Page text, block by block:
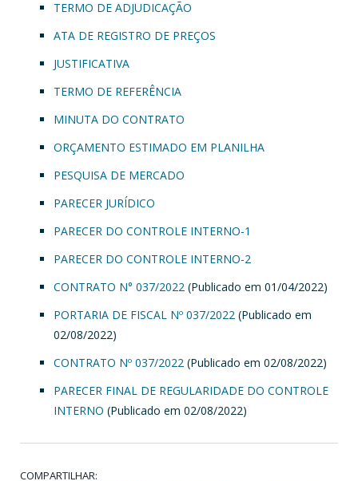
TERMO DE ADJUDICAÇÃO
ATA DE REGISTRO DE PREÇOS
JUSTIFICATIVA
TERMO DE REFERÊNCIA
MINUTA DO CONTRATO
ORÇAMENTO ESTIMADO EM PLANILHA
PESQUISA DE MERCADO
PARECER JURÍDICO
PARECER DO CONTROLE INTERNO-1
PARECER DO CONTROLE INTERNO-2
CONTRATO N° 037/2022 (Publicado em 01/04/2022)
PORTARIA DE FISCAL Nº 037/2022 (Publicado em
02/08/2022)
CONTRATO Nº 037/2022 (Publicado em 02/08/2022)
PARECER FINAL DE REGULARIDADE DO CONTROLE
INTERNO (Publicado em 02/08/2022)
COMPARTILHAR: